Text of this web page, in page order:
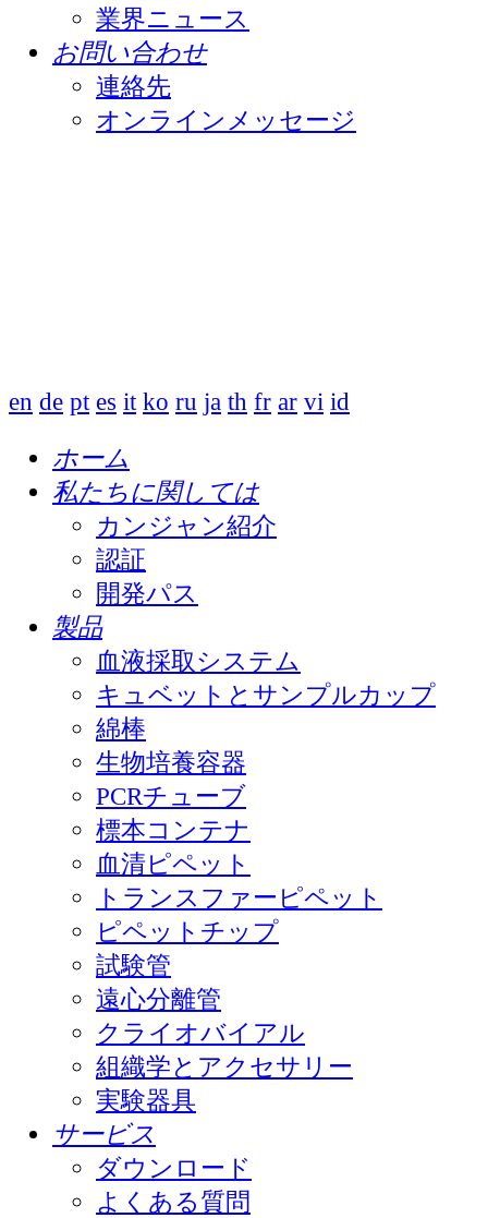
業界ニュース
お問い合わせ
連絡先
オンラインメッセージ
en de pt es it ko ru ja th fr ar vi id
ホーム
私たちに関しては
カンジャン紹介
認証
開発パス
製品
血液採取システム
キュベットとサンプルカップ
綿棒
生物培養容器
PCRチューブ
標本コンテナ
血清ピペット
トランスファーピペット
ピペットチップ
試験管
遠心分離管
クライオバイアル
組織学とアクセサリー
実験器具
サービス
ダウンロード
よくある質問